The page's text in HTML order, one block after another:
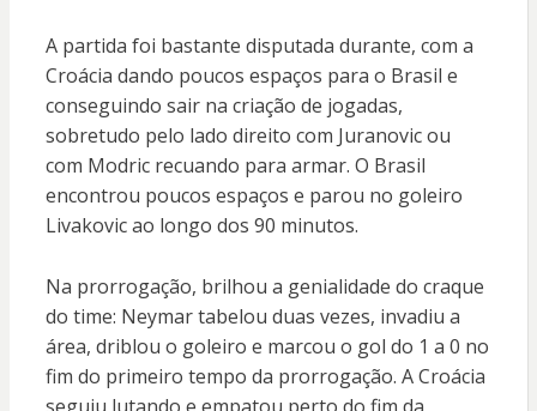
A partida foi bastante disputada durante, com a
Croácia dando poucos espaços para o Brasil e
conseguindo sair na criação de jogadas,
sobretudo pelo lado direito com Juranovic ou
com Modric recuando para armar. O Brasil
encontrou poucos espaços e parou no goleiro
Livakovic ao longo dos 90 minutos.
Na prorrogação, brilhou a genialidade do craque
do time: Neymar tabelou duas vezes, invadiu a
área, driblou o goleiro e marcou o gol do 1 a 0 no
fim do primeiro tempo da prorrogação. A Croácia